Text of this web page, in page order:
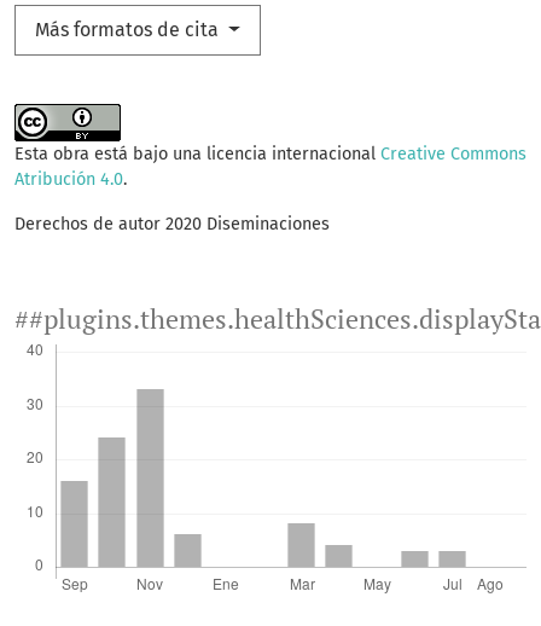
Más formatos de cita
Esta obra está bajo una licencia internacional Creative Commons
Atribución 4.0.
Derechos de autor 2020 Diseminaciones